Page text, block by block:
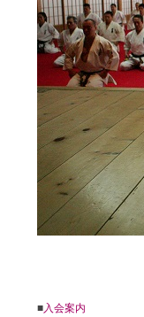
■入会案内